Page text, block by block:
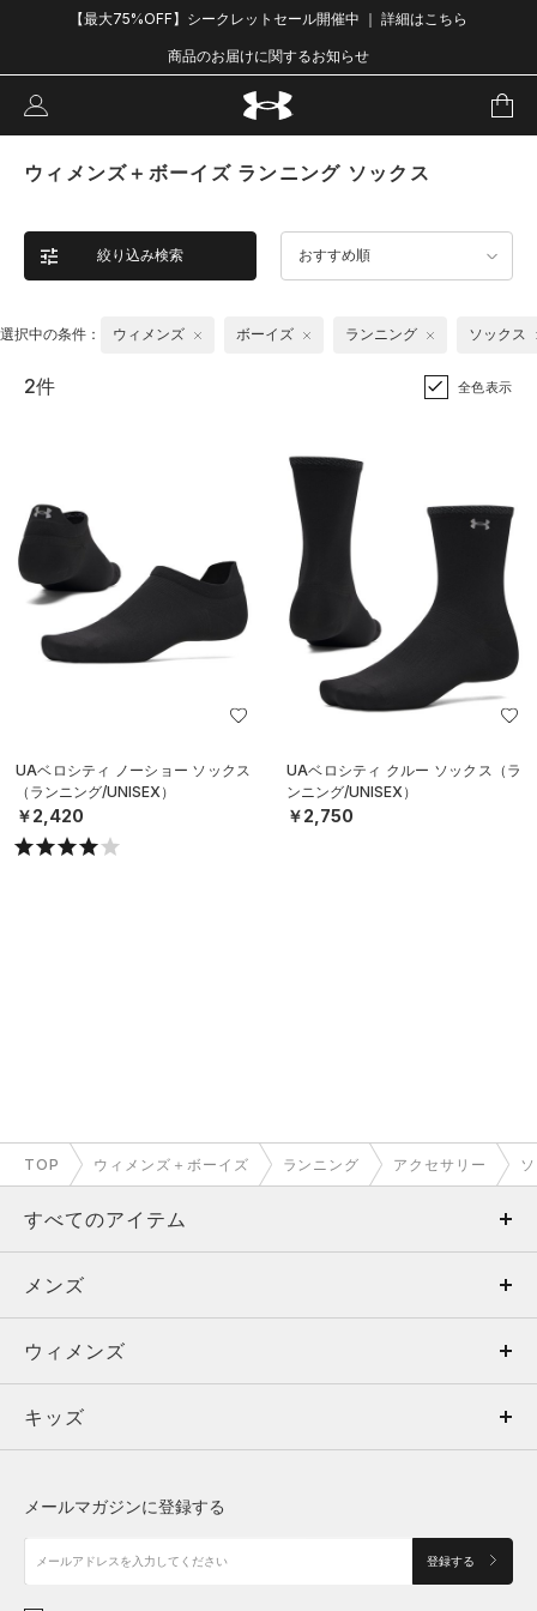
【最大75%OFF】シークレットセール開催中 ｜ 詳細はこちら
商品のお届けに関するお知らせ
ウィメンズ＋ボーイズ ランニング ソックス
絞り込み検索 おすすめ順
選択中の条件： ウィメンズ ボーイズ ランニング ソックス
2件 全色表示
UAベロシティ ノーショー ソックス
（ランニング/UNISEX）
￥2,420
UAベロシティ クルー ソックス（ラ
ンニング/UNISEX）
￥2,750
TOP ウィメンズ＋ボーイズ ランニング アクセサリー
すべてのアイテム
メンズ
ウィメンズ
キッズ
アクセサリー
メンズ
トップス
ボトムス
アクセサリー
ウィメンズ
トップス
シューズ
キッズ
メールマガジンに登録する
登録する